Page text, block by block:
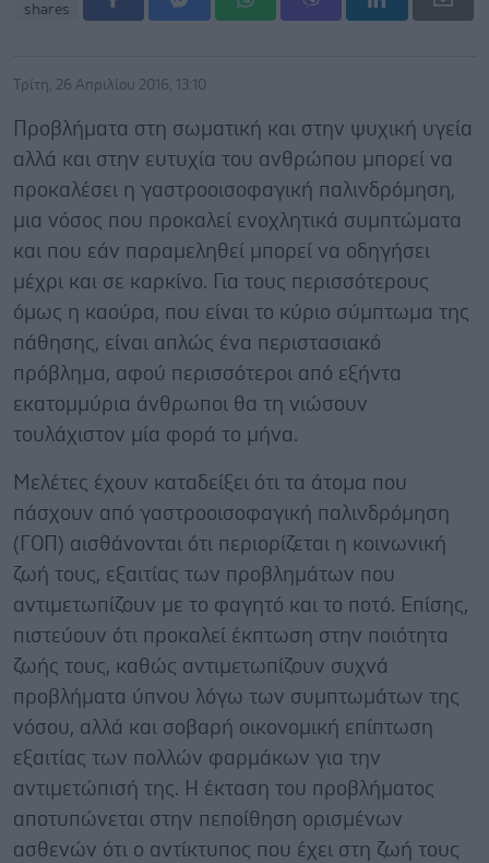
shares
Τρίτη, 26 Απριλίου 2016, 13:10
Προβλήματα στη σωματική και στην ψυχική υγεία
αλλά και στην ευτυχία του ανθρώπου μπορεί να
προκαλέσει η γαστροοισοφαγική παλινδρόμηση,
μια νόσος που προκαλεί ενοχλητικά συμπτώματα
και που εάν παραμεληθεί μπορεί να οδηγήσει
μέχρι και σε καρκίνο. Για τους περισσότερους
όμως η καούρα, που είναι το κύριο σύμπτωμα της
πάθησης, είναι απλώς ένα περιστασιακό
πρόβλημα, αφού περισσότεροι από εξήντα
εκατομμύρια άνθρωποι θα τη νιώσουν
τουλάχιστον μία φορά το μήνα.
Μελέτες έχουν καταδείξει ότι τα άτομα που
πάσχουν από γαστροοισοφαγική παλινδρόμηση
(ΓΟΠ) αισθάνονται ότι περιορίζεται η κοινωνική
ζωή τους, εξαιτίας των προβλημάτων που
αντιμετωπίζουν με το φαγητό και το ποτό. Επίσης,
πιστεύουν ότι προκαλεί έκπτωση στην ποιότητα
ζωής τους, καθώς αντιμετωπίζουν συχνά
προβλήματα ύπνου λόγω των συμπτωμάτων της
νόσου, αλλά και σοβαρή οικονομική επίπτωση
εξαιτίας των πολλών φαρμάκων για την
αντιμετώπισή της. Η έκταση του προβλήματος
αποτυπώνεται στην πεποίθηση ορισμένων
ασθενών ότι ο αντίκτυπος που έχει στη ζωή τους